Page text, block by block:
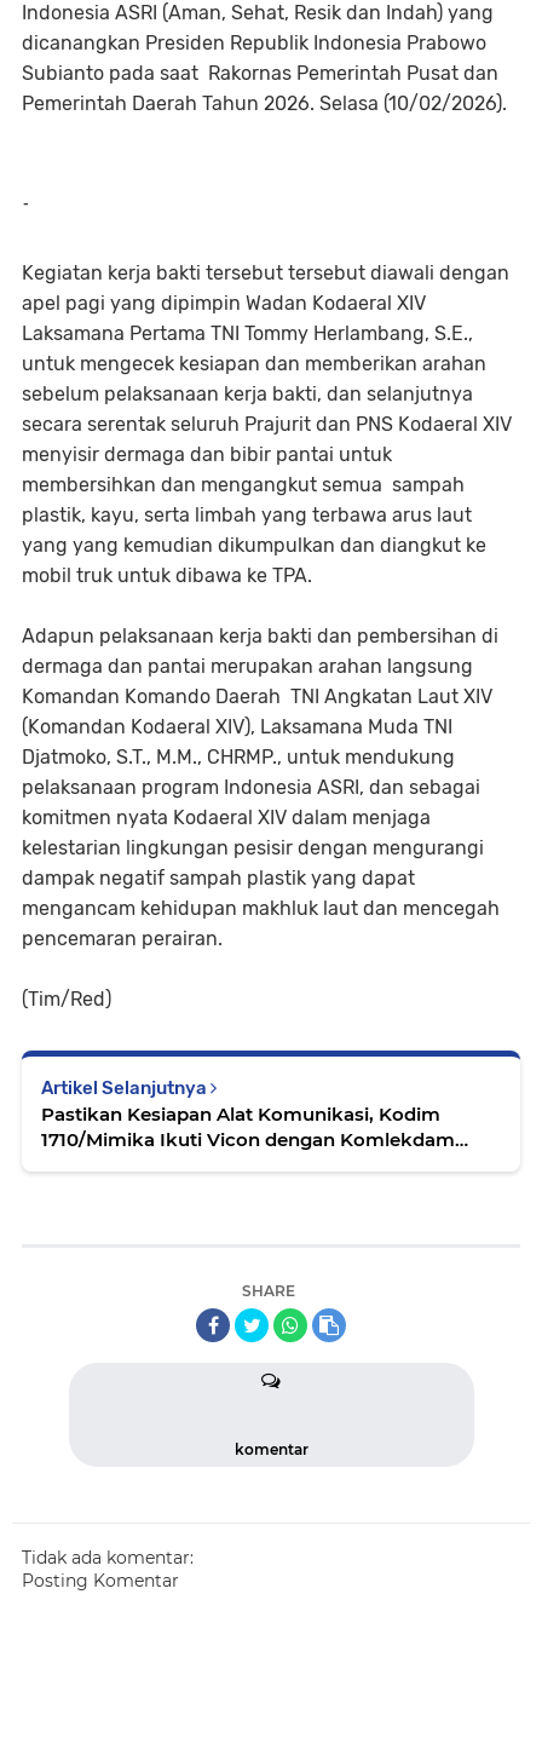
Indonesia ASRI (Aman, Sehat, Resik dan Indah) yang
dicanangkan Presiden Republik Indonesia Prabowo
Subianto pada saat Rakornas Pemerintah Pusat dan
Pemerintah Daerah Tahun 2026. Selasa (10/02/2026).
-
Kegiatan kerja bakti tersebut tersebut diawali dengan
apel pagi yang dipimpin Wadan Kodaeral XIV
Laksamana Pertama TNI Tommy Herlambang, S.E.,
untuk mengecek kesiapan dan memberikan arahan
sebelum pelaksanaan kerja bakti, dan selanjutnya
secara serentak seluruh Prajurit dan PNS Kodaeral XIV
menyisir dermaga dan bibir pantai untuk
membersihkan dan mengangkut semua sampah
plastik, kayu, serta limbah yang terbawa arus laut
yang yang kemudian dikumpulkan dan diangkut ke
mobil truk untuk dibawa ke TPA.
Adapun pelaksanaan kerja bakti dan pembersihan di
dermaga dan pantai merupakan arahan langsung
Komandan Komando Daerah TNI Angkatan Laut XIV
(Komandan Kodaeral XIV), Laksamana Muda TNI
Djatmoko, S.T., M.M., CHRMP., untuk mendukung
pelaksanaan program Indonesia ASRI, dan sebagai
komitmen nyata Kodaeral XIV dalam menjaga
kelestarian lingkungan pesisir dengan mengurangi
dampak negatif sampah plastik yang dapat
mengancam kehidupan makhluk laut dan mencegah
pencemaran perairan.
(Tim/Red)
Artikel Selanjutnya
Pastikan Kesiapan Alat Komunikasi, Kodim
1710/Mimika Ikuti Vicon dengan Komlekdam
SHARE
komentar
Tidak ada komentar:
Posting Komentar